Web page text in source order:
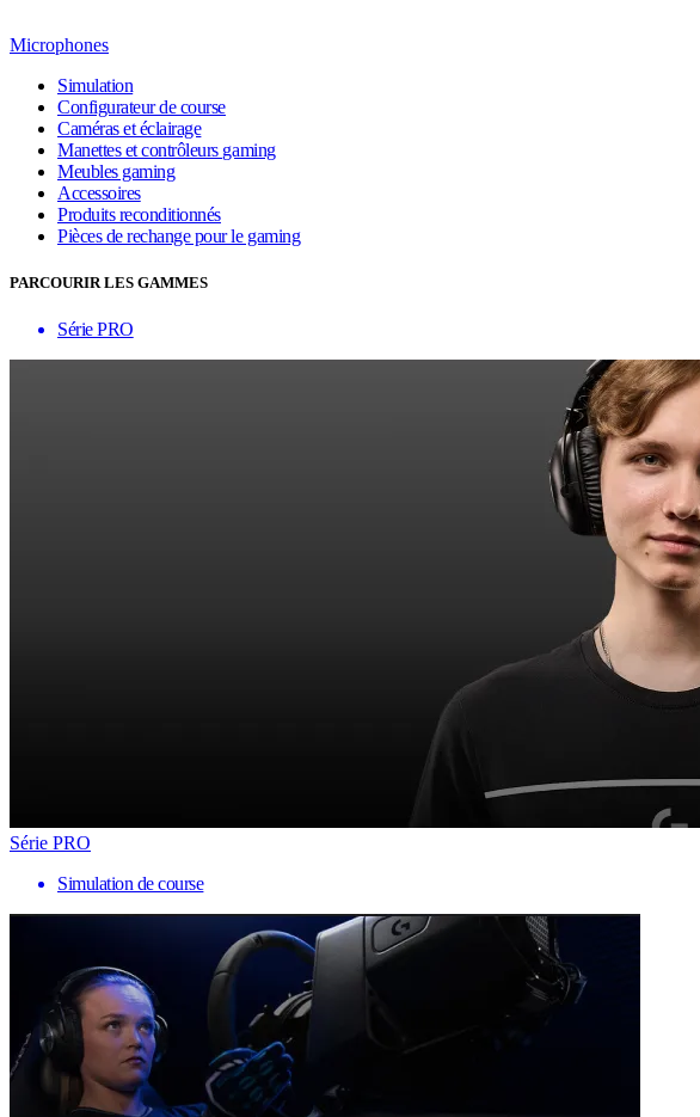
Microphones
Simulation
Configurateur de course
Caméras et éclairage
Manettes et contrôleurs gaming
Meubles gaming
Accessoires
Produits reconditionnés
Pièces de rechange pour le gaming
PARCOURIR LES GAMMES
Série PRO
Série PRO
Simulation de course